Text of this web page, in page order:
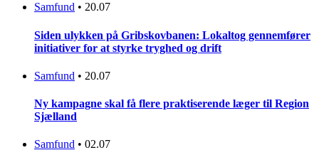
Samfund • 20.07
Siden ulykken på Gribskovbanen: Lokaltog gennemfører
initiativer for at styrke tryghed og drift
Samfund • 20.07
Ny kampagne skal få flere praktiserende læger til Region
Sjælland
Samfund • 02.07